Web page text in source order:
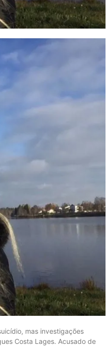
mas investigações
Costa Lages. Acusado de